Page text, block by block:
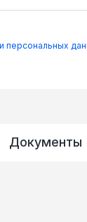
персональных
Документы